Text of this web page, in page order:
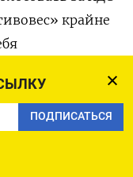
ПОДПИСАТЬСЯ
крайне
центр,
старейшая